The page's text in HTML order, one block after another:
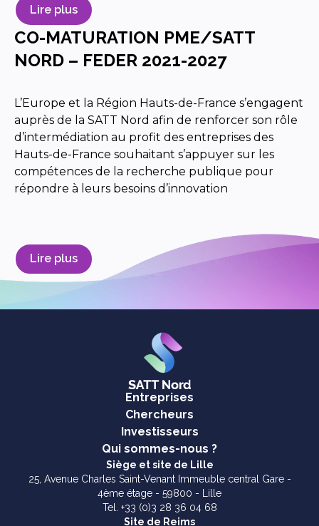
Lire plus
CO-MATURATION PME/SATT
NORD – FEDER 2021-2027
L’Europe et la Région Hauts-de-France s’engagent
auprès de la SATT Nord afin de renforcer son rôle
d’intermédiation au profit des entreprises des
Hauts-de-France souhaitant s’appuyer sur les
compétences de la recherche publique pour
répondre à leurs besoins d’innovation
Lire plus
Entreprises
Chercheurs
Investisseurs
Qui sommes-nous ?
Siège et site de Lille
25, Avenue Charles Saint-Venant Immeuble central Gare -
4ème étage - 59800 - Lille
Tel. +33 (0)3 28 36 04 68
Site de Reims